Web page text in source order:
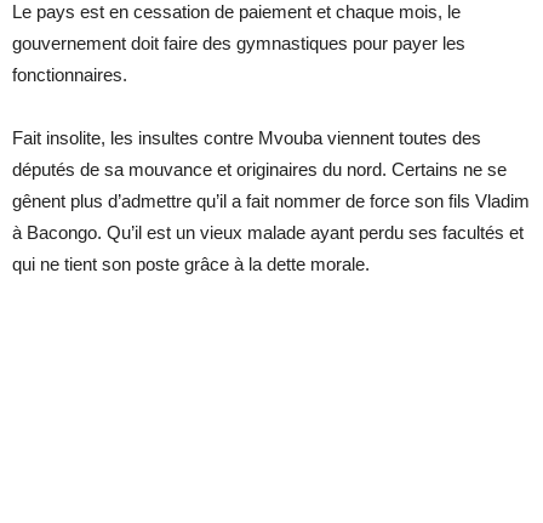
Le pays est en cessation de paiement et chaque mois, le
gouvernement doit faire des gymnastiques pour payer les
fonctionnaires.
Fait insolite, les insultes contre Mvouba viennent toutes des
députés de sa mouvance et originaires du nord. Certains ne se
gênent plus d’admettre qu’il a fait nommer de force son fils Vladim
à Bacongo. Qu’il est un vieux malade ayant perdu ses facultés et
qui ne tient son poste grâce à la dette morale.